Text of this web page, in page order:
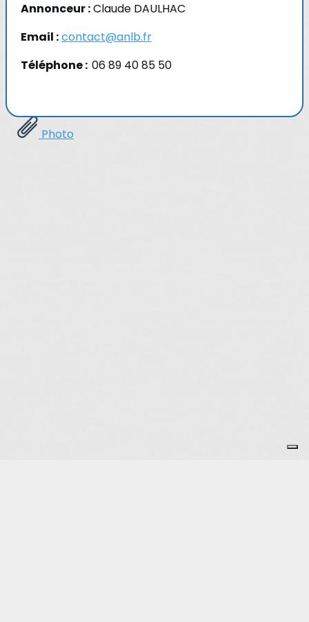
Annonceur :Claude DAULHAC
Email :contact@anlb.fr
Téléphone : 06 89 40 85 50
Photo